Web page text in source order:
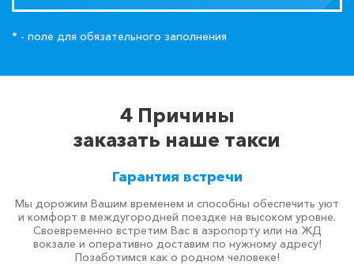
* - поле для обязательного заполнения
4 Причины
заказать наше такси
Гарантия встречи
Мы дорожим Вашим временем и способны обеспечить уют
и комфорт в междугородней поездке на высоком уровне.
Своевременно встретим Вас в аэропорту или на ЖД
вокзале и оперативно доставим по нужному адресу!
Позаботимся как о родном человеке!